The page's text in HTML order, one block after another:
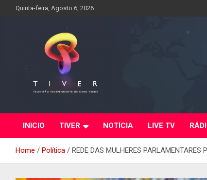
Quinta-feira, Agosto 6, 2026
INICIO TIVER NOTÍCIA LIVE TV
Home Política REDE DAS MULHERES